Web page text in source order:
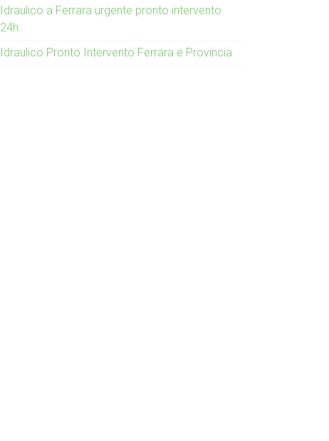
Idraulico a Ferrara urgente pronto intervento
24h
Idraulico Pronto Intervento Ferrara e Provincia